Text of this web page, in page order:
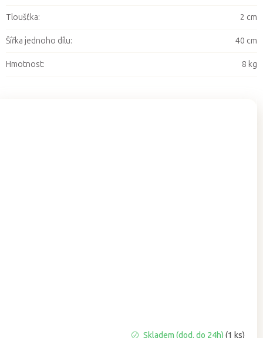
Skladem (dod. do 24h) (1 ks)
Tloušťka: 2 cm
Šířka jednoho dílu: 40 cm
Hmotnost: 8 kg